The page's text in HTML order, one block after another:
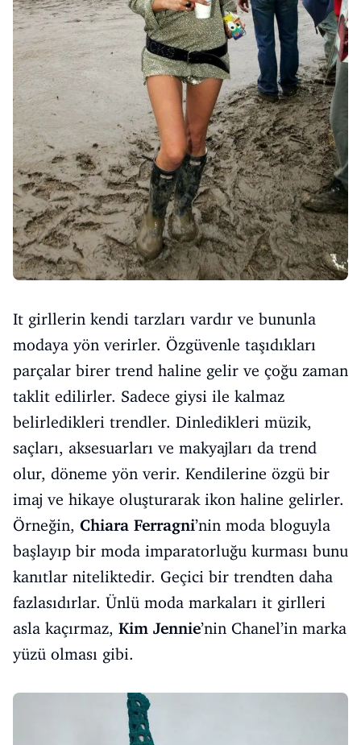
It girllerin kendi tarzları vardır ve bununla
modaya yön verirler. Özgüvenle taşıdıkları
parçalar birer trend haline gelir ve çoğu zaman
taklit edilirler. Sadece giysi ile kalmaz
belirledikleri trendler. Dinledikleri müzik,
saçları, aksesuarları ve makyajları da trend
olur, döneme yön verir. Kendilerine özgü bir
imaj ve hikaye oluşturarak ikon haline gelirler.
Örneğin, Chiara Ferragni’nin moda bloguyla
başlayıp bir moda imparatorluğu kurması bunu
kanıtlar niteliktedir. Geçici bir trendten daha
fazlasıdırlar. Ünlü moda markaları it girlleri
asla kaçırmaz, Kim Jennie’nin Chanel’in marka
yüzü olması gibi.